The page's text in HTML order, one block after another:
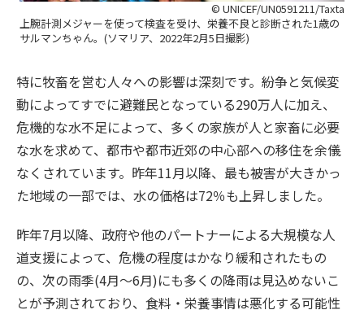
© UNICEF/UN0591211/Taxta
上腕計測メジャーを使って検査を受け、栄養不良と診断された1歳の
サルマンちゃん。(ソマリア、2022年2月5日撮影)
特に牧畜を営む人々への影響は深刻です。紛争と気候変
動によってすでに避難民となっている290万人に加え、
危機的な水不足によって、多くの家族が人と家畜に必要
な水を求めて、都市や都市近郊の中心部への移住を余儀
なくされています。昨年11月以降、最も被害が大きかっ
た地域の一部では、水の価格は72％も上昇しました。
昨年7月以降、政府や他のパートナーによる大規模な人
道支援によって、危機の程度はかなり緩和されたもの
の、次の雨季(4月～6月)にも多くの降雨は見込めないこ
とが予測されており、食料・栄養事情は悪化する可能性